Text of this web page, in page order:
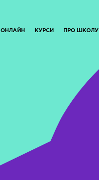
ОНЛАЙН КУРСИ ПРО ШКОЛУ